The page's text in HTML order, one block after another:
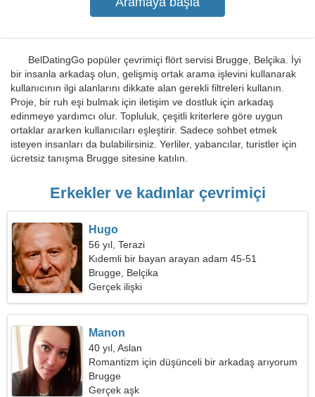
BelDatingGo popüler çevrimiçi flört servisi Brugge, Belçika. İyi
bir insanla arkadaş olun, gelişmiş ortak arama işlevini kullanarak
kullanıcının ilgi alanlarını dikkate alan gerekli filtreleri kullanın.
Proje, bir ruh eşi bulmak için iletişim ve dostluk için arkadaş
edinmeye yardımcı olur. Topluluk, çeşitli kriterlere göre uygun
ortaklar ararken kullanıcıları eşleştirir. Sadece sohbet etmek
isteyen insanları da bulabilirsiniz. Yerliler, yabancılar, turistler için
ücretsiz tanışma Brugge sitesine katılın.
Erkekler ve kadınlar çevrimiçi
Hugo
56 yıl, Terazi
Kıdemli bir bayan arayan adam 45-51
Brugge, Belçika
Gerçek ilişki
Manon
40 yıl, Aslan
Romantizm için düşünceli bir arkadaş arıyorum
Brugge
Gerçek aşk